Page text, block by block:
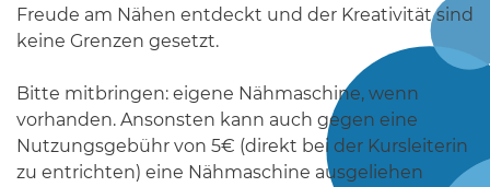
Freude am Nähen entdeckt und der Kreativität sind
keine Grenzen gesetzt.
Bitte mitbringen: eigene Nähmaschine, wenn
vorhanden. Ansonsten kann auch gegen eine
Nutzungsgebühr von 5€ (direkt bei der Kursleiterin
zu entrichten) eine Nähmaschine ausgeliehen